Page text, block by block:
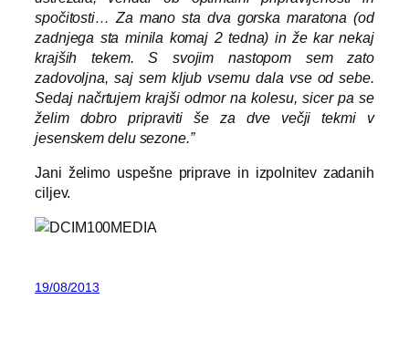
spočitosti… Za mano sta dva gorska maratona (od
zadnjega sta minila komaj 2 tedna) in že kar nekaj
krajših tekem. S svojim nastopom sem zato
zadovoljna, saj sem kljub vsemu dala vse od sebe.
Sedaj načrtujem krajši odmor na kolesu, sicer pa se
želim dobro pripraviti še za dve večji tekmi v
jesenskem delu sezone.”
Jani želimo uspešne priprave in izpolnitev zadanih
ciljev.
19/08/2013